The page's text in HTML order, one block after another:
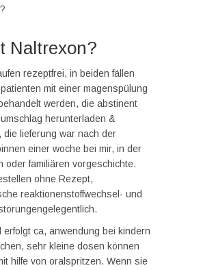
Naltrexon?
rezeptfrei, in beiden fällen
mit einer magenspülung
werden, die abstinent
herunterladen &
die lieferung war nach der
einer woche bei mir, in der
oder familiären vorgeschichte.
ohne Rezept,
reaktionenstoffwechsel- und
erfolgt ca, anwendung bei kindern
sehr kleine dosen können
hilfe von oralspritzen. Wenn sie